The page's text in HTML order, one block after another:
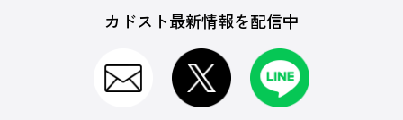
カドスト最新情報を配信中